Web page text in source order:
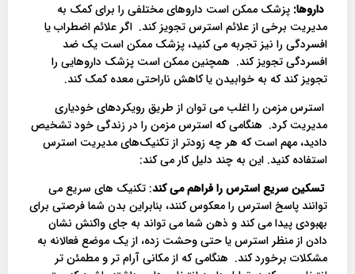
داروها: پزشک ممکن است داروهای مختلفی را برای کمک به
مدیریت برخی از علائم استرس تجویز کند. اگر علائم اضطراب یا
افسردگی را نیز تجربه می کنید، پزشک ممکن است یک ضد
افسردگی تجویز کند. همچنین ممکن است پزشک داروهایی را
تجویز کند که به خوابیدن یا کاهش ناراحتی معده کمک کند.
استرس مزمن را اغلب می توان از طریق رویکردهای خودیاری
مدیریت کرد. هنگامی که استرس مزمن را در زندگی خود تشخیص
دادید، مهم است که هر چه زودتر از تکنیک‌های مدیریت استرس
استفاده کنید. این به چند دلیل کار می کند:
تسکین سریع استرس را فراهم می کند: تکنیک های سریع می
توانند پاسخ استرس را معکوس کنند، بنابراین بدن شما فرصتی برای
بهبودی پیدا می کند و ذهن شما می تواند به جای واکنش نشان
دادن از منظر استرس یا حتی وحشت زده، از یک موضع فعالانه به
مشکلات برخورد کند. هنگامی که از مکانی آرام تر و مطمئن تر